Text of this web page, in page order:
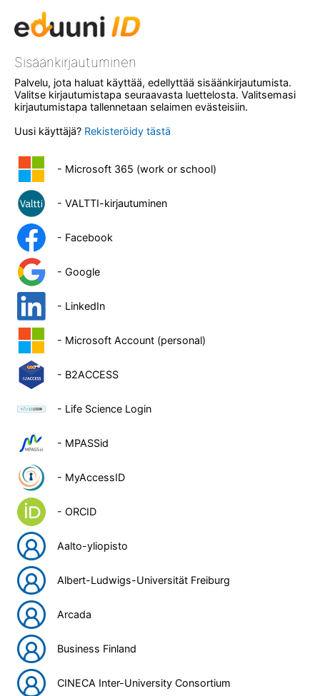
Sisäänkirjautuminen
Palvelu, jota haluat käyttää, edellyttää sisäänkirjautumista.
Valitse kirjautumistapa seuraavasta luettelosta. Valitsemasi
kirjautumistapa tallennetaan selaimen evästeisiin.
Uusi käyttäjä? Rekisteröidy tästä
- Microsoft 365 (work or school)
- VALTTI-kirjautuminen
- Facebook
- Google
- LinkedIn
- Microsoft Account (personal)
- B2ACCESS
- Life Science Login
- MPASSid
- MyAccessID
- ORCID
Aalto-yliopisto
Albert-Ludwigs-Universität Freiburg
Arcada
Business Finland
CINECA Inter-University Consortium